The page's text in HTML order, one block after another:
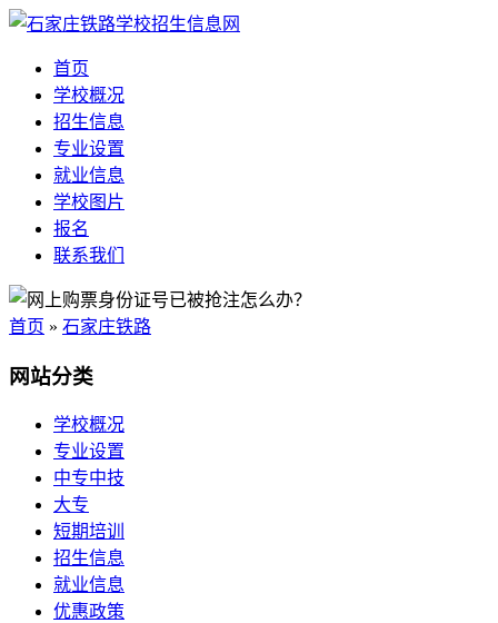
首页
学校概况
招生信息
专业设置
就业信息
学校图片
报名
联系我们
首页 » 石家庄铁路
网站分类
学校概况
专业设置
中专中技
大专
短期培训
招生信息
就业信息
优惠政策